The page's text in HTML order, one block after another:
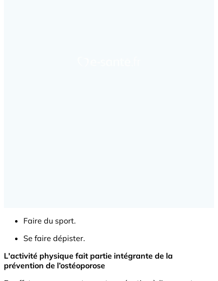
Faire du sport.
Se faire dépister.
L'activité physique fait partie intégrante de la
prévention de l’ostéoporose